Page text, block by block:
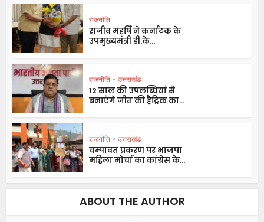
राजनीति
राजीव महर्षि ने कर्नाटक के
उपमुख्यमंत्री डी.के...
राजनीति • उत्तराखंड
12 साल की उपलब्धियां से
बनाएंगे जीत की हैट्रिक का...
राजनीति • उत्तराखंड
चम्पावत प्रकरण पर भाजपा
महिला मोर्चा का कांग्रेस के...
ABOUT THE AUTHOR